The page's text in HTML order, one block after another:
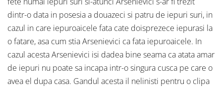
dintr-o data in posesia a douazeci si patru de iepuri suri, in
cazul in care iepuroaicele fata cate doisprezece iepurasi la
o fatare, asa cum stia Arsenievici ca fata iepuroaicele. In
cazul acesta Arsenievici isi dadea bine seama ca atata amar
de iepuri nu poate sa incapa intr-o singura cusca pe care o
avea el dupa casa. Gandul acesta il nelinisti pentru o clipa